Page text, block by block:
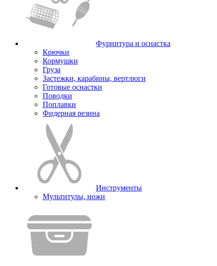
Фурнитура и оснастка
Крючки
Кормушки
Груза
Застежки, карабины, вертлюги
Готовые оснастки
Поводки
Поплавки
Фидерная резина
Инструменты
Мультитулы, ножи